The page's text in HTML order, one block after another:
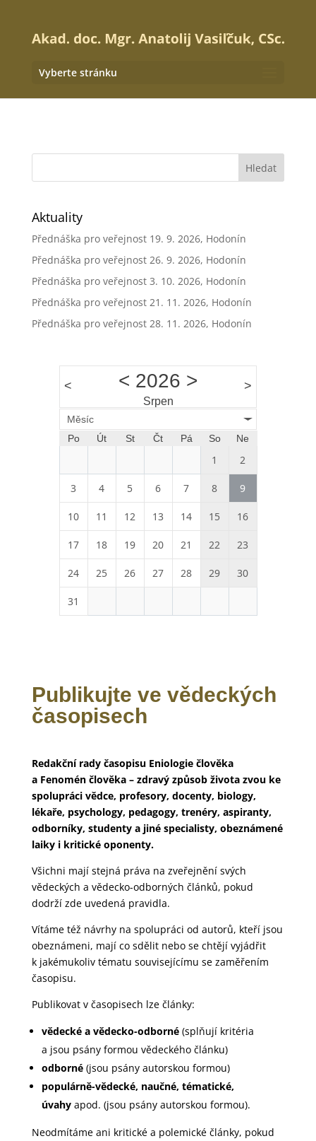
Vyberte stránku
Aktuality
Přednáška pro veřejnost 19. 9. 2026, Hodonín
Přednáška pro veřejnost 26. 9. 2026, Hodonín
Přednáška pro veřejnost 3. 10. 2026, Hodonín
Přednáška pro veřejnost 21. 11. 2026, Hodonín
Přednáška pro veřejnost 28. 11. 2026, Hodonín
< < 2026 >
Srpen
>
Měsíc
Po
Út St Čt Pá So Ne
1 2
3 4 5 6 7 8 9
10 11 12 13 14 15 16
17 18 19 20 21 22 23
24 25 26 27 28 29 30
31
Publikujte ve vědeckých
časopisech
Redakční rady časopisu Eniologie člověka
a Fenomén člověka – zdravý způsob života zvou ke
spolupráci vědce, profesory, docenty, biology,
lékaře, psychology, pedagogy, trenéry, aspiranty,
odborníky, studenty a jiné specialisty, obeznámené
laiky i kritické oponenty.
Všichni mají stejná práva na zveřejnění svých
vědeckých a vědecko-odborných článků, pokud
dodrží zde uvedená pravidla.
Vítáme též návrhy na spolupráci od autorů, kteří jsou
obeznámeni, mají co sdělit nebo se chtějí vyjádřit
k jakémukoliv tématu souvisejícímu se zaměřením
časopisu.
Publikovat v časopisech lze články:
vědecké a vědecko-odborné(splňují kritéria
a jsou psány formou vědeckého článku)
odborné(jsou psány autorskou formou)
populárně-vědecké, naučné, tématické,
úvahyapod. (jsou psány autorskou formou).
Neodmítáme ani kritické a polemické články, pokud